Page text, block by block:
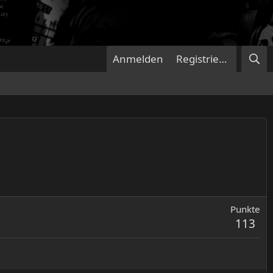
Anmelden Registrieren
Punkte
113